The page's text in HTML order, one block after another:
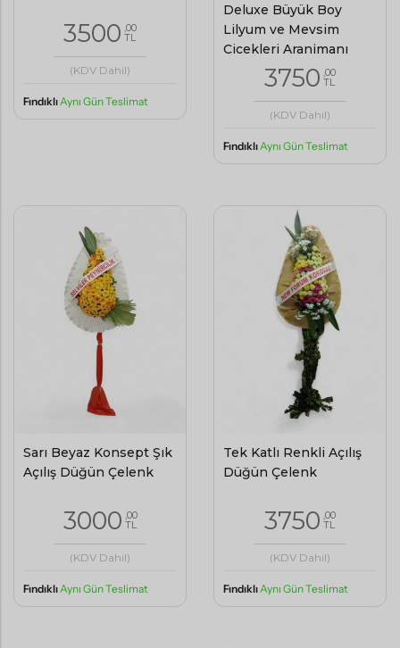
3500 ,00
TL
(KDV Dahil)
FındıklıAynı Gün Teslimat
Deluxe Büyük Boy
Lilyum ve Mevsim
Çiçekleri Aranjmanı
3750 ,00
TL
(KDV Dahil)
Fındıklı Aynı Gün Teslimat
Sarı Beyaz Konsept Şık
Açılış Düğün Çelenk
3000 ,00
TL
(KDV Dahil)
Fındıklı Aynı Gün Teslimat
Tek Katlı Renkli Açılış
Düğün Çelenk
3750 ,00
TL
(KDV Dahil)
Fındıklı Aynı Gün Teslimat